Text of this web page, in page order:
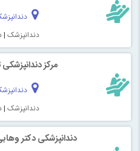
دندانپزشک |
مرکز
دندانپزشک |
دندانپزشکی دکتر